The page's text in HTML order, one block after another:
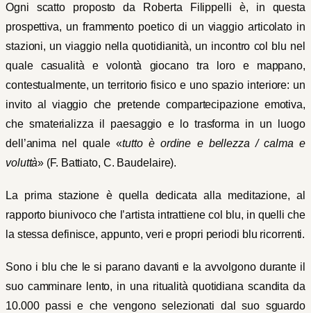
Ogni scatto proposto da Roberta Filippelli è, in questa
prospettiva, un frammento poetico di un viaggio articolato in
stazioni, un viaggio nella quotidianità, un incontro col blu nel
quale casualità e volontà giocano tra loro e mappano,
contestualmente, un territorio fisico e uno spazio interiore: un
invito al viaggio che pretende compartecipazione emotiva,
che smaterializza il paesaggio e lo trasforma in un luogo
dell’anima nel quale «tutto è ordine e bellezza / calma e
voluttà» (F. Battiato, C. Baudelaire).
La prima stazione è quella dedicata alla meditazione, al
rapporto biunivoco che l’artista intrattiene col blu, in quelli che
la stessa definisce, appunto, veri e propri periodi blu ricorrenti.
Sono i blu che le si parano davanti e la avvolgono durante il
suo camminare lento, in una ritualità quotidiana scandita da
10.000 passi e che vengono selezionati dal suo sguardo